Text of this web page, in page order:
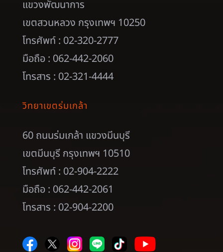
แขวงพัฒนาการ
เขตสวนหลวง กรุงเทพฯ 10250
โทรศัพท์ : 02-320-2777
มือถือ : 062-442-2060
โทรสาร : 02-321-4444
วิทยาเขตร่มเกล้า
60 ถนนร่มเกล้า แขวงมีนบุรี
เขตมีนบุรี กรุงเทพฯ 10510
โทรศัพท์ : 02-904-2222
มือถือ : 062-442-2061
โทรสาร : 02-904-2200